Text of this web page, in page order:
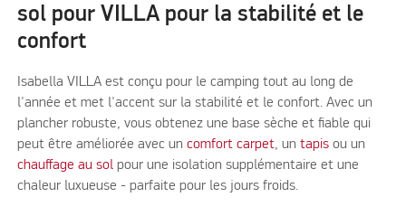
sol pour VILLA pour la stabilité et le
confort
Isabella VILLA est conçu pour le camping tout au long de
l'année et met l'accent sur la stabilité et le confort. Avec un
plancher robuste, vous obtenez une base sèche et fiable qui
peut être améliorée avec uncomfort carpet, untapisou un
chauffage au sol pour une isolation supplémentaire et une
chaleur luxueuse - parfaite pour les jours froids.